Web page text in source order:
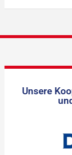
Unsere